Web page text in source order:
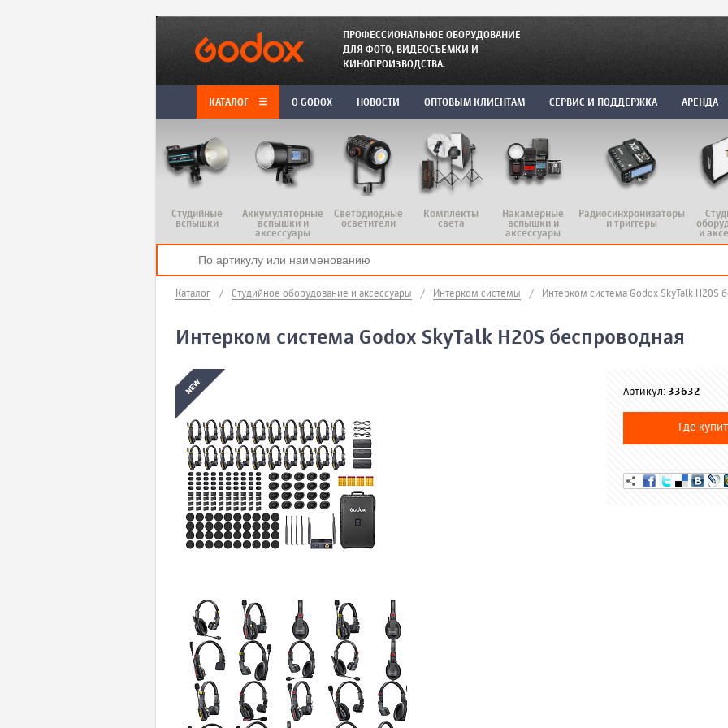
ПРОФЕССИОНАЛЬНОЕ ОБОРУДОВАНИЕ
ДЛЯ ФОТО, ВИДЕОСЪЕМКИ И
КИНОПРОИЗВОДСТВА.
КАТАЛОГ O GODOX НОВОСТИ ОПТОВЫМ КЛИЕНТАМ СЕРВИС И ПОДДЕРЖКА АРЕНДА
Студийные
вспышки
Аккумуляторные
вспышки и
аксессуары
Светодиодные
осветители
Комплекты
света
Накамерные
вспышки и
аксессуары
Радиосинхронизаторы
и триггеры
и
Каталог / Студийное оборудование и аксессуары / Интерком системы / Интерком система Godox SkyTalk H20S
Интерком система Godox SkyTalk H20S беспроводная
Артикул: 33632
Где